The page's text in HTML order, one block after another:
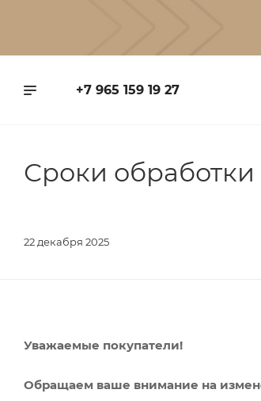
+7 965 159 19 27
Сроки обработки
22 декабря 2025
Уважаемые покупатели!
Обращаем ваше внимание на